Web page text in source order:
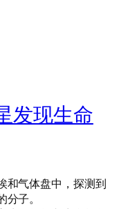
发现生命
和气体盘中，探测到
子。